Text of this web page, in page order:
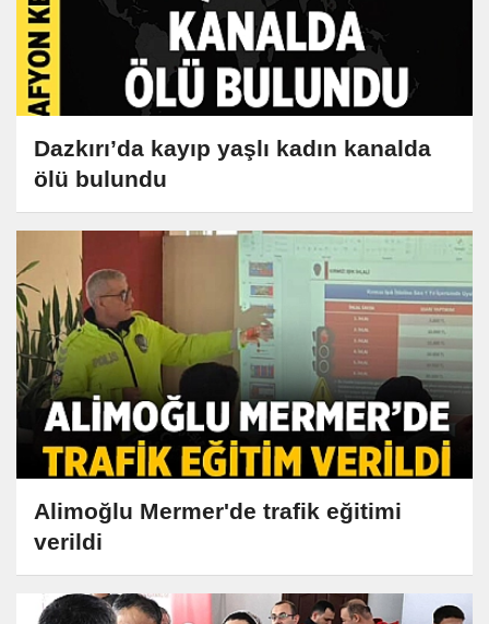
Dazkırı’da kayıp yaşlı kadın kanalda
ölü bulundu
Alimoğlu Mermer'de trafik eğitimi
verildi